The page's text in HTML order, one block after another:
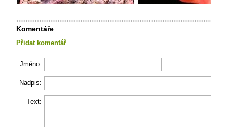
Komentáře
Přidat komentář
Jméno:
Nadpis:
Text: